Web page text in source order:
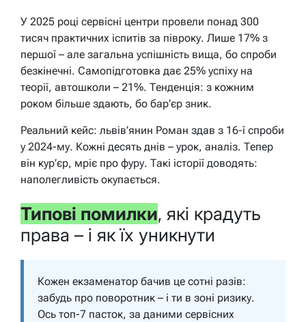
У 2025 році сервісні центри провели понад 300
тисяч практичних іспитів за півроку. Лише 17% з
першої – але загальна успішність вища, бо спроби
безкінечні. Самопідготовка дає 25% успіху на
теорії, автошколи – 21%. Тенденція: з кожним
роком більше здають, бо бар’єр зник.
Реальний кейс: львів’янин Роман здав з 16-ї спроби
у 2024-му. Кожні десять днів – урок, аналіз. Тепер
він кур’єр, мріє про фуру. Такі історії доводять:
наполегливість окупається.
Типові помилки, які крадуть
права – і як їх уникнути
Кожен екзаменатор бачив це сотні разів:
забудь про поворотник – і ти в зоні ризику.
Ось топ-7 пасток, за даними сервісних